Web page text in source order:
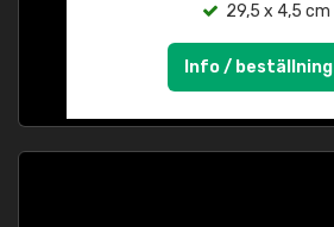
29,5 x 4,5 cm
Info / beställning